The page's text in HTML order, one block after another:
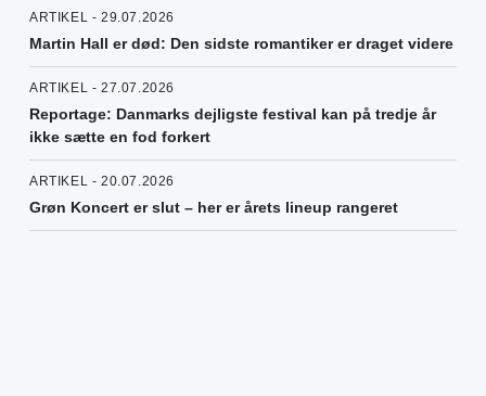
ARTIKEL - 29.07.2026
Martin Hall er død: Den sidste romantiker er draget videre
ARTIKEL - 27.07.2026
Reportage: Danmarks dejligste festival kan på tredje år
ikke sætte en fod forkert
ARTIKEL - 20.07.2026
Grøn Koncert er slut – her er årets lineup rangeret